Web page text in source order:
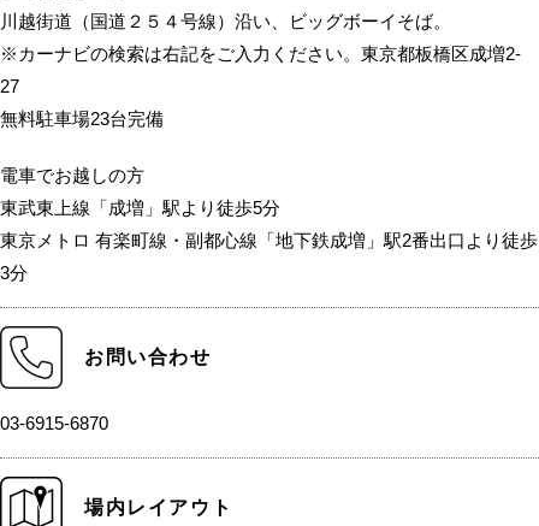
川越街道（国道２５４号線）沿い、ビッグボーイそば。
※カーナビの検索は右記をご入力ください。東京都板橋区成増2-
27
無料駐車場23台完備
電車でお越しの方
東武東上線「成増」駅より徒歩5分
東京メトロ 有楽町線・副都心線「地下鉄成増」駅2番出口より徒歩
3分
お問い合わせ
03-6915-6870
場内レイアウト